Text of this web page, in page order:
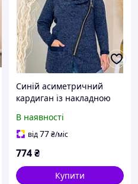
Синій асиметричний
кардиган із накладною
меланж для жінок Art7592
В наявності
від77₴/міс
774₴
Купити